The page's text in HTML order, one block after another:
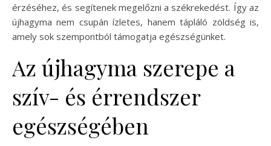
érzéséhez, és segítenek megelőzni a székrekedést. Így az
újhagyma nem csupán ízletes, hanem tápláló zöldség is,
amely sok szempontból támogatja egészségünket.
Az újhagyma szerepe a
szív- és érrendszer
egészségében